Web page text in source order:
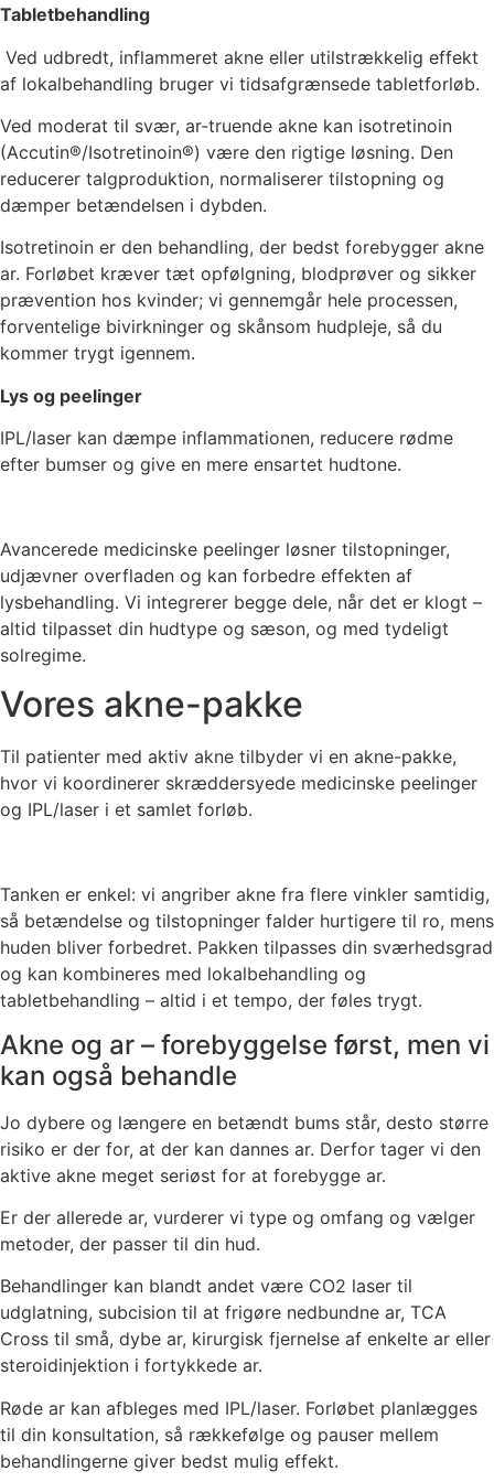
Tabletbehandling
Ved udbredt, inflammeret akne eller utilstrækkelig effekt
af lokalbehandling bruger vi tidsafgrænsede tabletforløb.
Ved moderat til svær, ar-truende akne kan isotretinoin
(Accutin®/Isotretinoin®) være den rigtige løsning. Den
reducerer talgproduktion, normaliserer tilstopning og
dæmper betændelsen i dybden.
Isotretinoin er den behandling, der bedst forebygger akne
ar. Forløbet kræver tæt opfølgning, blodprøver og sikker
prævention hos kvinder; vi gennemgår hele processen,
forventelige bivirkninger og skånsom hudpleje, så du
kommer trygt igennem.
Lys og peelinger
IPL/laser kan dæmpe inflammationen, reducere rødme
efter bumser og give en mere ensartet hudtone.
Avancerede medicinske peelinger løsner tilstopninger,
udjævner overfladen og kan forbedre effekten af
lysbehandling. Vi integrerer begge dele, når det er klogt –
altid tilpasset din hudtype og sæson, og med tydeligt
solregime.
Vores akne-pakke
Til patienter med aktiv akne tilbyder vi en akne-pakke,
hvor vi koordinerer skræddersyede medicinske peelinger
og IPL/laser i et samlet forløb.
Tanken er enkel: vi angriber akne fra flere vinkler samtidig,
så betændelse og tilstopninger falder hurtigere til ro, mens
huden bliver forbedret. Pakken tilpasses din sværhedsgrad
og kan kombineres med lokalbehandling og
tabletbehandling – altid i et tempo, der føles trygt.
Akne og ar – forebyggelse først, men vi
kan også behandle
Jo dybere og længere en betændt bums står, desto større
risiko er der for, at der kan dannes ar. Derfor tager vi den
aktive akne meget seriøst for at forebygge ar.
Er der allerede ar, vurderer vi type og omfang og vælger
metoder, der passer til din hud.
Behandlinger kan blandt andet være CO2 laser til
udglatning, subcision til at frigøre nedbundne ar, TCA
Cross til små, dybe ar, kirurgisk fjernelse af enkelte ar eller
steroidinjektion i fortykkede ar.
Røde ar kan afbleges med IPL/laser. Forløbet planlægges
til din konsultation, så rækkefølge og pauser mellem
behandlingerne giver bedst mulig effekt.